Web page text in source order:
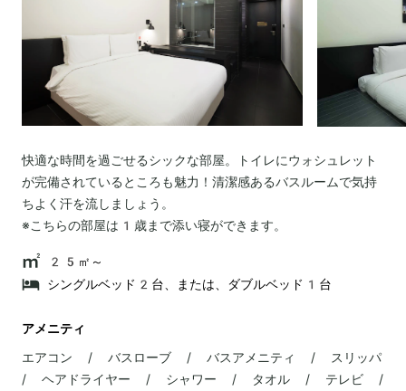
快適な時間を過ごせるシックな部屋。トイレにウォシュレット
が完備されているところも魅力！清潔感あるバスルームで気持
ちよく汗を流しましょう。
※こちらの部屋は1歳まで添い寝ができます。
25㎡～
シングルベッド2台、または、ダブルベッド1台
アメニティ
エアコン / バスローブ / バスアメニティ / スリッパ
/ ヘアドライヤー / シャワー / タオル / テレビ /